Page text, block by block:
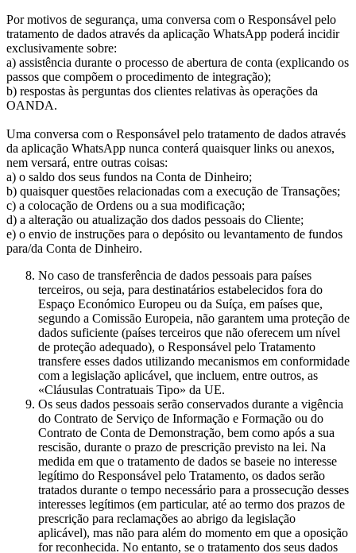
Por motivos de segurança, uma conversa com o Responsável pelo
tratamento de dados através da aplicação WhatsApp poderá incidir
exclusivamente sobre:
a) assistência durante o processo de abertura de conta (explicando os
passos que compõem o procedimento de integração);
b) respostas às perguntas dos clientes relativas às operações da
OANDA.
Uma conversa com o Responsável pelo tratamento de dados através
da aplicação WhatsApp nunca conterá quaisquer links ou anexos,
nem versará, entre outras coisas:
a) o saldo dos seus fundos na Conta de Dinheiro;
b) quaisquer questões relacionadas com a execução de Transações;
c) a colocação de Ordens ou a sua modificação;
d) a alteração ou atualização dos dados pessoais do Cliente;
e) o envio de instruções para o depósito ou levantamento de fundos
para/da Conta de Dinheiro.
No caso de transferência de dados pessoais para países
terceiros, ou seja, para destinatários estabelecidos fora do
Espaço Económico Europeu ou da Suíça, em países que,
segundo a Comissão Europeia, não garantem uma proteção de
dados suficiente (países terceiros que não oferecem um nível
de proteção adequado), o Responsável pelo Tratamento
transfere esses dados utilizando mecanismos em conformidade
com a legislação aplicável, que incluem, entre outros, as
«Cláusulas Contratuais Tipo» da UE.
Os seus dados pessoais serão conservados durante a vigência
do Contrato de Serviço de Informação e Formação ou do
Contrato de Conta de Demonstração, bem como após a sua
rescisão, durante o prazo de prescrição previsto na lei. Na
medida em que o tratamento de dados se baseie no interesse
legítimo do Responsável pelo Tratamento, os dados serão
tratados durante o tempo necessário para a prossecução desses
interesses legítimos (em particular, até ao termo dos prazos de
prescrição para reclamações ao abrigo da legislação
aplicável), mas não para além do momento em que a oposição
for reconhecida. No entanto, se o tratamento dos seus dados